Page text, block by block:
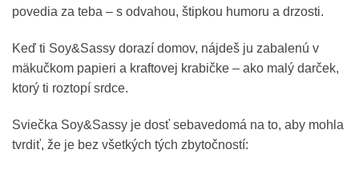
povedia za teba – s odvahou, štipkou humoru a drzosti.
Keď ti Soy&Sassy dorazí domov, nájdeš ju zabalenú v
mäkučkom papieri a kraftovej krabičke – ako malý darček,
ktorý ti roztopí srdce.
Sviečka Soy&Sassy je dosť sebavedomá na to, aby mohla
tvrdiť, že je bez všetkých tých zbytočností: